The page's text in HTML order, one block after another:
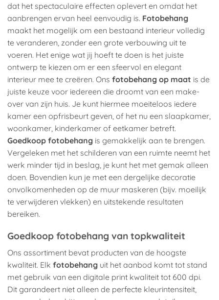
dat het spectaculaire effecten oplevert en omdat het
aanbrengen ervan heel eenvoudig is. Fotobehang
maakt het mogelijk om een bestaand interieur volledig
te veranderen, zonder een grote verbouwing uit te
voeren. Het enige wat jij hoeft te doen is het juiste
ontwerp te kiezen om er een sfeervol en elegant
interieur mee te creëren. Ons fotobehang op maat is de
juiste keuze voor iedereen die droomt van een make-
over van zijn huis. Je kunt hiermee moeiteloos iedere
kamer een opfrisbeurt geven, of het nu een slaapkamer,
woonkamer, kinderkamer of eetkamer betreft.
Goedkoop fotobehang is gemakkelijk aan te brengen.
Vergeleken met het schilderen van een ruimte neemt het
werk minder tijd in beslag, je kunt het met gemak alleen
doen. Bovendien kun je met een dergelijke decoratie
onvolkomenheden op de muur maskeren (bijv. moeilijk
te verwijderen vlekken) en uitstekende resultaten
bereiken.
Goedkoop fotobehang van topkwaliteit
Ons assortiment bevat producten van de hoogste
kwaliteit. Elk fotobehang uit het aanbod komt tot stand
met gebruik van een digitale print kwaliteit tot 600 dpi.
Dit garandeert niet alleen de perfecte kleurintensiteit,